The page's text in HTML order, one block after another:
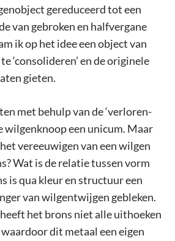
gereduceerd tot een
van gebroken en halfvergane
ik op het idee een object van
‘consolideren’ en de originele
gieten.
met behulp van de ‘verloren-
wilgenknoop een unicum. Maar
vereeuwigen van een wilgen
Wat is de relatie tussen vorm
is qua kleur en structuur een
van wilgentwijgen gebleken.
het brons niet alle uithoeken
dit metaal een eigen